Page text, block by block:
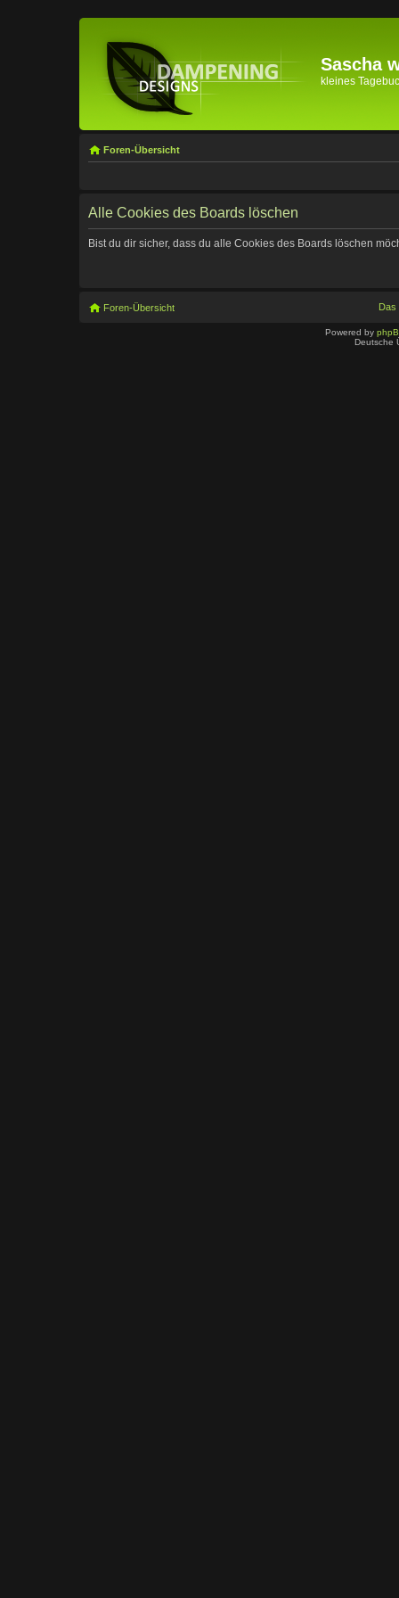
Sascha
kleines
Foren-Übersicht
Alle Cookies des Boards löschen
Bist du dir sicher, dass du alle Cookies des Boards löschen
Foren-Übersicht Das
Powered by
Deutsche